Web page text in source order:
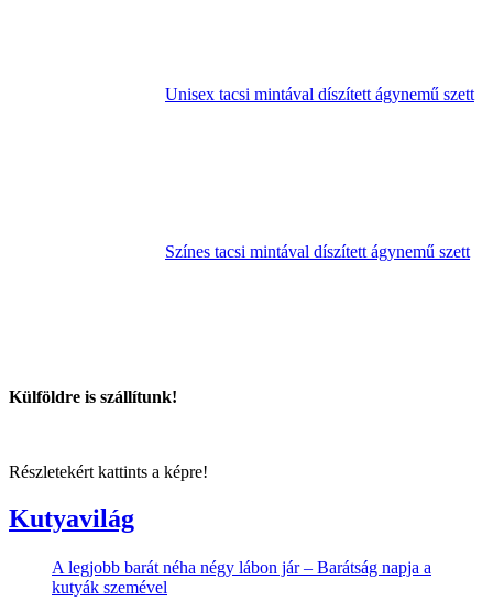
Unisex tacsi mintával díszített ágynemű szett
Színes tacsi mintával díszített ágynemű szett
Külföldre is szállítunk!
Részletekért kattints a képre!
Kutyavilág
A legjobb barát néha négy lábon jár – Barátság napja a
kutyák szemével